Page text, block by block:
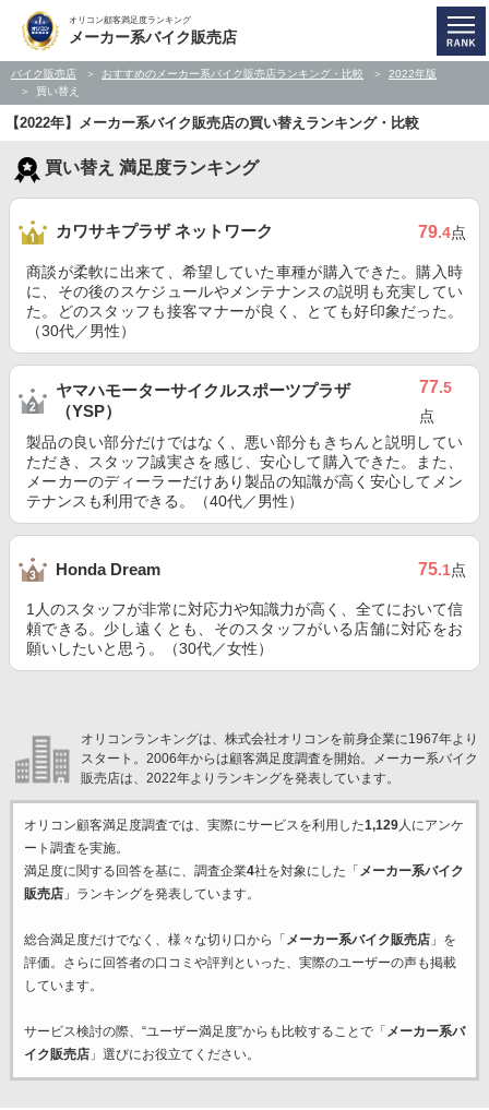
オリコン顧客満足度ランキング
メーカー系バイク販売店
バイク販売店 おすすめのメーカー系バイク販売店ランキング・比較
2022年版
買い替え
【2022年】メーカー系バイク販売店の買い替えランキング・比較
買い替え 満足度ランキング
カワサキプラザ ネットワーク 79.4点
商談が柔軟に出来て、希望していた車種が購入できた。購入時
に、その後のスケジュールやメンテナンスの説明も充実してい
た。どのスタッフも接客マナーが良く、とても好印象だった。
（30代／男性）
ヤマハモーターサイクルスポーツプラザ
（YSP）
77.5
点
製品の良い部分だけではなく、悪い部分もきちんと説明してい
ただき、スタッフ誠実さを感じ、安心して購入できた。また、
メーカーのディーラーだけあり製品の知識が高く安心してメン
テナンスも利用できる。（40代／男性）
Honda Dream 75.1点
1人のスタッフが非常に対応力や知識力が高く、全てにおいて信
頼できる。少し遠くとも、そのスタッフがいる店舗に対応をお
願いしたいと思う。（30代／女性）
オリコンランキングは、株式会社オリコンを前身企業に1967年より
スタート。2006年からは顧客満足度調査を開始。メーカー系バイク
販売店は、2022年よりランキングを発表しています。
オリコン顧客満足度調査では、実際にサービスを利用した1,129人にアンケ
ート調査を実施。
満足度に関する回答を基に、調査企業4社を対象にした「 メーカー系バイク
販売店」ランキングを発表しています。
総合満足度だけでなく、様々な切り口から「 メーカー系バイク販売店」を
評価。さらに回答者の口コミや評判といった、実際のユーザーの声も掲載
しています。
サービス検討の際、“ユーザー満足度”からも比較することで「 メーカー系バ
イク販売店」選びにお役立てください。